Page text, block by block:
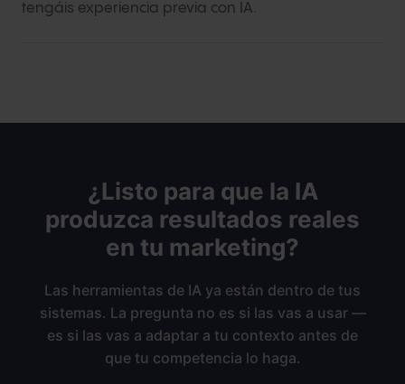
tengáis experiencia previa con IA.
¿Listo para que la IA
produzca resultados reales
en tu marketing?
Las herramientas de IA ya están dentro de tus
sistemas. La pregunta no es si las vas a usar —
es si las vas a adaptar a tu contexto antes de
que tu competencia lo haga.